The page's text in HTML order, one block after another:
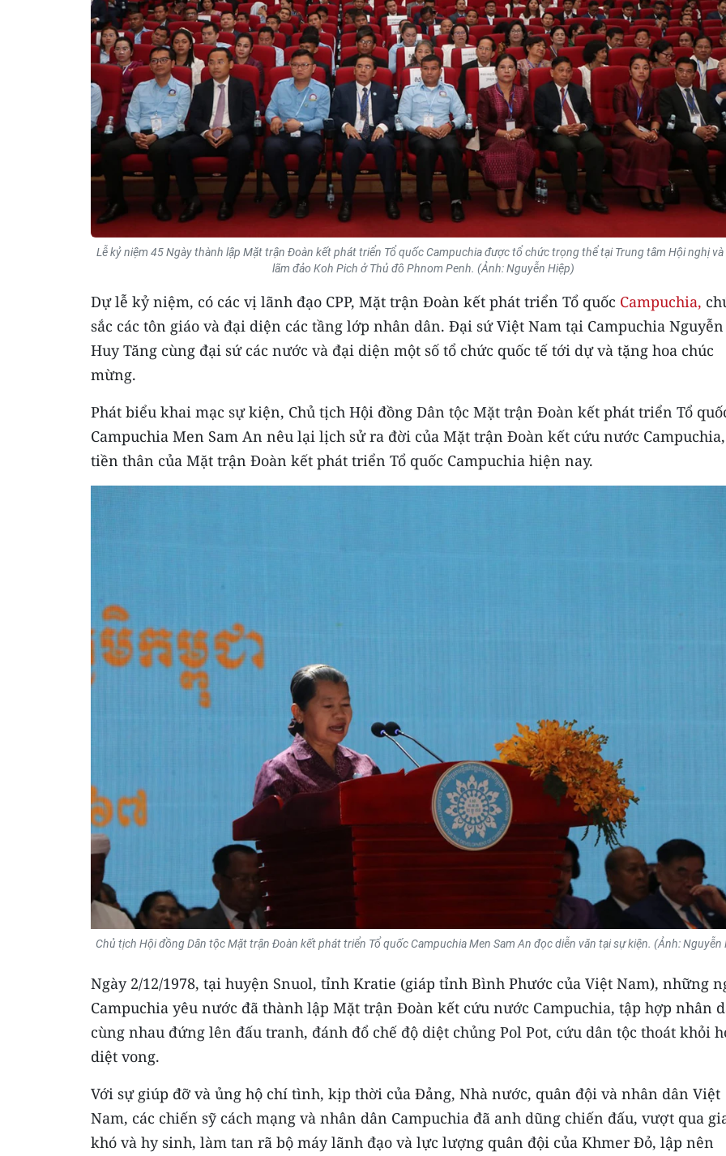
Lễ kỷ niệm 45 Ngày thành lập Mặt trận Đoàn kết phát triển Tổ quốc Campuchia được tổ chức trọng thể tại Trung tâm Hội nghị và
lãm đảo Koh Pich ở Thủ đô Phnom Penh. (Ảnh: Nguyễn Hiệp)
Dự lễ kỷ niệm, có các vị lãnh đạo CPP, Mặt trận Đoàn kết phát triển Tổ quốc Campuchia,
sắc các tôn giáo và đại diện các tầng lớp nhân dân. Đại sứ Việt Nam tại Campuchia Nguyễn
Huy Tăng cùng đại sứ các nước và đại diện một số tổ chức quốc tế tới dự và tặng hoa chúc
mừng.
Phát biểu khai mạc sự kiện, Chủ tịch Hội đồng Dân tộc Mặt trận Đoàn kết phát triển Tổ
Campuchia Men Sam An nêu lại lịch sử ra đời của Mặt trận Đoàn kết cứu nước Campuchia,
tiền thân của Mặt trận Đoàn kết phát triển Tổ quốc Campuchia hiện nay.
Chủ tịch Hội đồng Dân tộc Mặt trận Đoàn kết phát triển Tổ quốc Campuchia Men Sam An đọc diễn văn tại sự kiện. (Ảnh: Nguyễn
Ngày 2/12/1978, tại huyện Snuol, tỉnh Kratie (giáp tỉnh Bình Phước của Việt Nam), những
Campuchia yêu nước đã thành lập Mặt trận Đoàn kết cứu nước Campuchia, tập hợp nhân
cùng nhau đứng lên đấu tranh, đánh đổ chế độ diệt chủng Pol Pot, cứu dân tộc thoát khỏi
diệt vong.
Với sự giúp đỡ và ủng hộ chí tình, kịp thời của Đảng, Nhà nước, quân đội và nhân dân Việt
Nam, các chiến sỹ cách mạng và nhân dân Campuchia đã anh dũng chiến đấu, vượt qua
khó và hy sinh, làm tan rã bộ máy lãnh đạo và lực lượng quân đội của Khmer Đỏ, lập nên